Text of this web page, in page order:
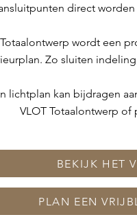
direct
wordt een
Zo sluiten
lichtplan kan bijdragen
VLOT Totaalontwerp
BEKIJK HET
PLAN EEN